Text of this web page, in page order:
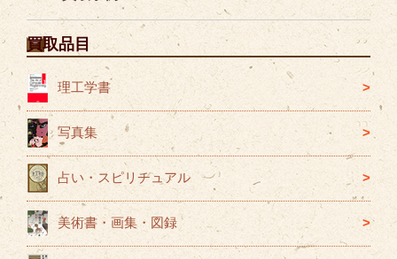
テ
ゴ
リ
ー
買取品目
理工学書
写真集
占い・スピリチュアル
美術書・画集・図録